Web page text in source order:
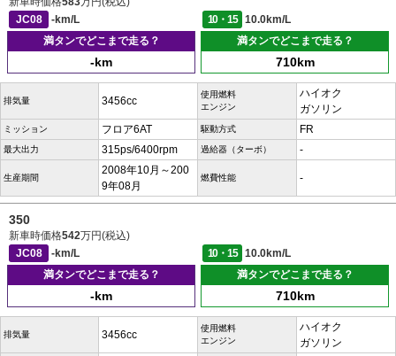
JC08
-km/L 10・15
10.0km/L
満タンでどこまで走る？
-km
満タンでどこまで走る？
710km
排気量 3456cc
使用燃料
エンジン
ハイオク
ガソリン
ミッション フロア6AT 駆動方式 FR
最大出力 315ps/6400rpm 過給器（ターボ） -
生産期間
2008年10月～200
9年08月
燃費性能 -
350
新車時価格542万円(税込)
JC08
-km/L 10・15
10.0km/L
満タンでどこまで走る？
-km
満タンでどこまで走る？
710km
排気量 3456cc
使用燃料
エンジン
ハイオク
ガソリン